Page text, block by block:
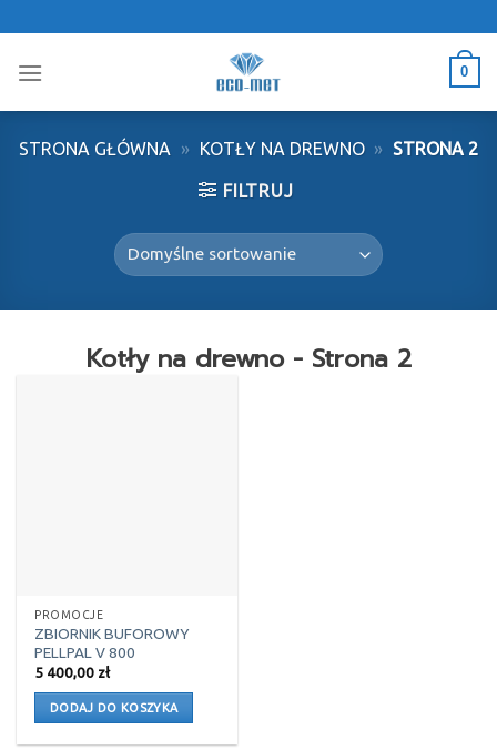
to
content
0
STRONA GŁÓWNA » KOTŁY NA DREWNO » STRONA 2
FILTRUJ
Kotły na drewno - Strona 2
PROMOCJE
ZBIORNIK BUFOROWY
PELLPAL V 800
5 400,00 zł
DODAJ DO KOSZYKA